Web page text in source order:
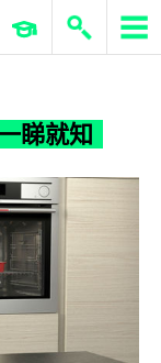
睇就知
ERP 與商業 AI
睇就知